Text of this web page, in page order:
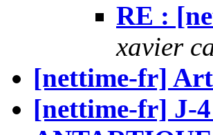
RE :
xavier
[nettime-fr]
[nettime-fr] J-